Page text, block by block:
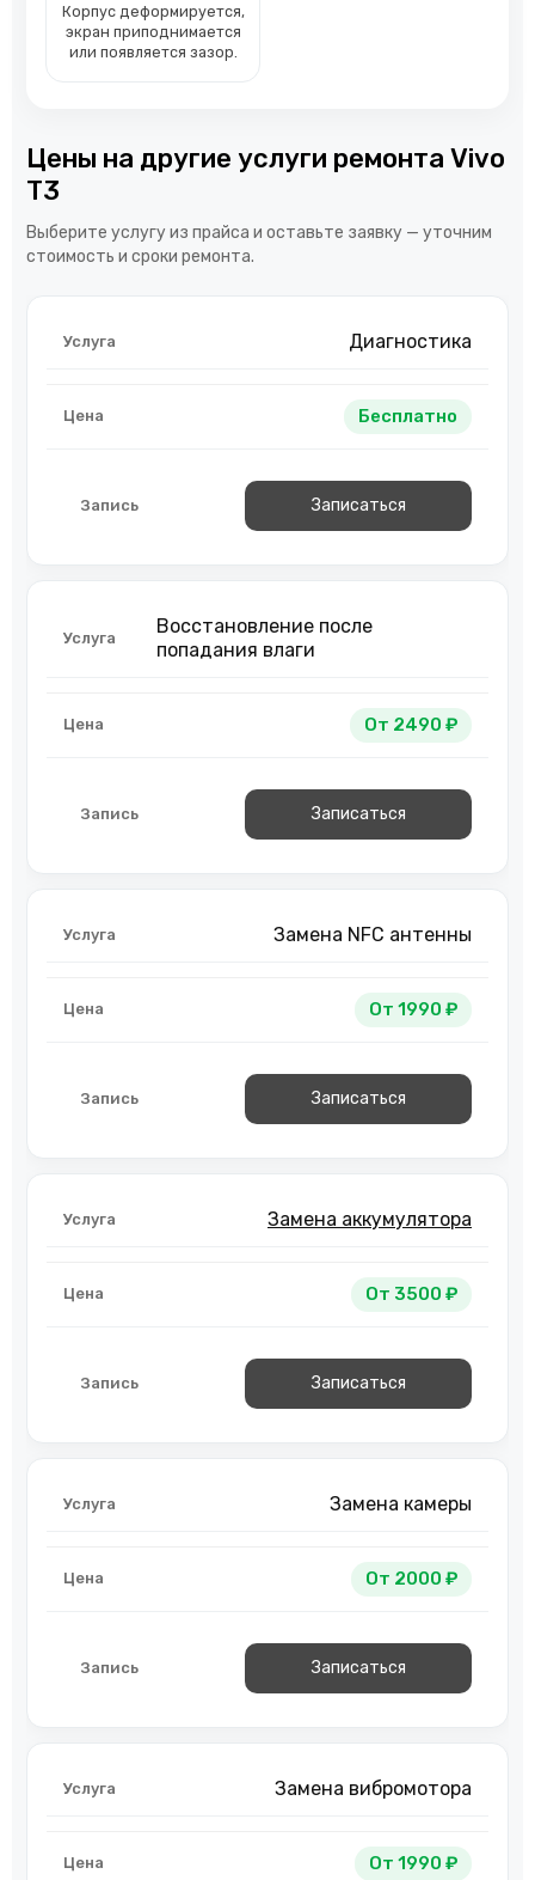
Корпус деформируется,
экран приподнимается
или появляется зазор.
Цены на другие услуги ремонта Vivo
T3
Выберите услугу из прайса и оставьте заявку — уточним
стоимость и сроки ремонта.
Диагностика
Бесплатно
Записаться
Восстановление после
попадания влаги
От 2490 ₽
Записаться
Замена NFC антенны
От 1990 ₽
Записаться
Замена аккумулятора
От 3500 ₽
Записаться
Замена камеры
От 2000 ₽
Записаться
Замена вибромотора
От 1990 ₽